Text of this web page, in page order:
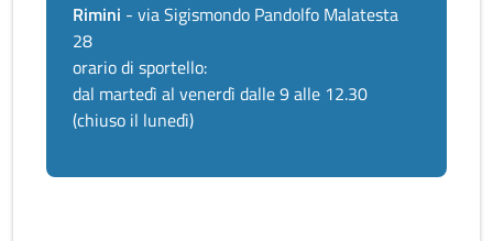
Rimini - via Sigismondo Pandolfo Malatesta
28
orario di sportello:
dal martedì al venerdì dalle 9 alle 12.30
(chiuso il lunedì)